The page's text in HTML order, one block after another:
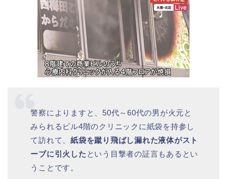
警察によりますと、50代～60代の男が火元と
みられるビル4階のクリニックに紙袋を持参し
て訪れて、紙袋を蹴り飛ばし漏れた液体がスト
ーブに引火した という目撃者の証言もあるとい
うことです。